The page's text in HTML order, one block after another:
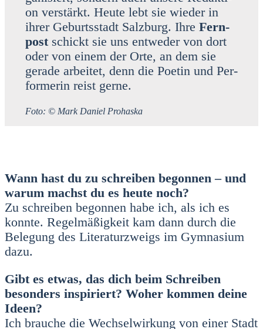
on ver­stärkt. Heu­te lebt sie wie­der in
ihrer Geburts­stadt Salz­burg. Ihre Fern­
postschickt sie uns ent­we­der von dort
oder von einem der Orte, an dem sie
gera­de arbei­tet, denn die Poe­tin und Per­
for­me­rin reist ger­ne.
Foto: © Mark Dani­el Pro­has­ka
Wann hast du zu schrei­ben begon­nen – und
war­um machst du es heu­te noch?
Zu schrei­ben begon­nen habe ich, als ich es
konn­te. Regel­mä­ßig­keit kam dann durch die
Bele­gung des Lite­ra­tur­zweigs im Gym­na­si­um
dazu.
Gibt es etwas, das dich beim Schrei­ben
beson­ders inspi­riert? Woher kom­men dei­ne
Ideen?
Ich brau­che die Wech­sel­wir­kung von einer Stadt